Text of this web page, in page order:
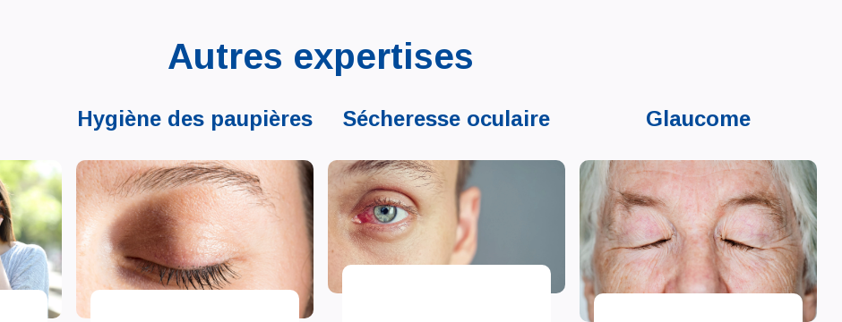
Autres expertises
Hygiène des paupières Sécheresse oculaire Glaucome